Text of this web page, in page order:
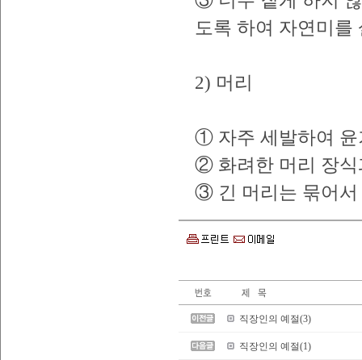
도록 하여 자연미를
2) 머리
① 자주 세발하여 윤
② 화려한 머리 장식
③ 긴 머리는 묶어서
직장인의 예절(3)
직장인의 예절(1)